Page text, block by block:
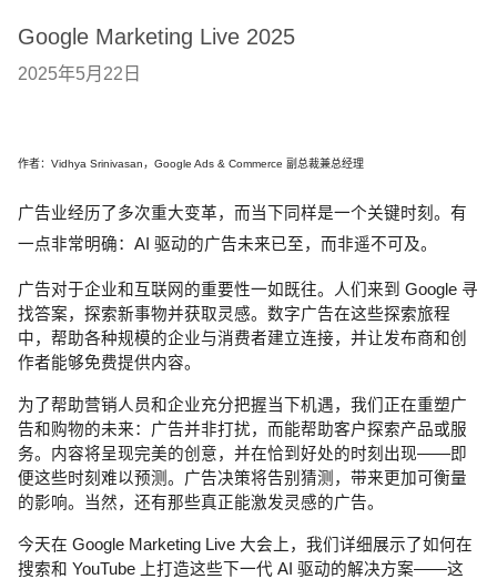
Google Marketing Live 2025
2025年5月22日
作者：Vidhya Srinivasan，Google Ads & Commerce 副总裁兼总经理
广告业经历了多次重大变革，而当下同样是一个关键时刻。有
一点非常明确：AI 驱动的广告未来已至，而非遥不可及。
广告对于企业和互联网的重要性一如既往。人们来到 Google 寻
找答案，探索新事物并获取灵感。数字广告在这些探索旅程
中，帮助各种规模的企业与消费者建立连接，并让发布商和创
作者能够免费提供内容。
为了帮助营销人员和企业充分把握当下机遇，我们正在重塑广
告和购物的未来：广告并非打扰，而能帮助客户探索产品或服
务。内容将呈现完美的创意，并在恰到好处的时刻出现——即
便这些时刻难以预测。广告决策将告别猜测，带来更加可衡量
的影响。当然，还有那些真正能激发灵感的广告。
今天在 Google Marketing Live 大会上，我们详细展示了如何在
搜索和 YouTube 上打造这些下一代 AI 驱动的解决方案——这